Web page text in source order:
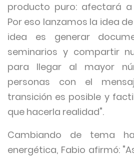
producto puro: afectará
Por eso lanzamos la idea de
idea es generar
seminarios y compartir
para llegar al mayor
personas con el
transición es posible y
que hacerla realidad".
Cambiando de tema
energética, Fabio afirmó: